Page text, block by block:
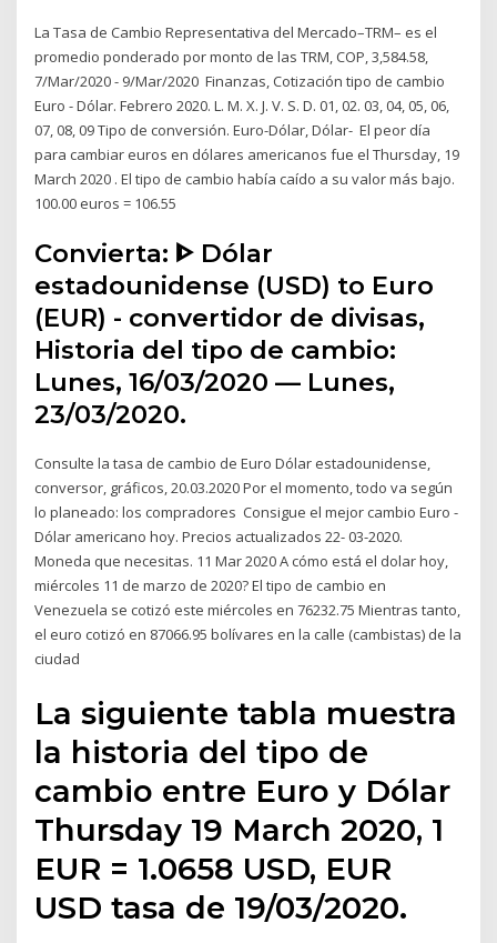
La Tasa de Cambio Representativa del Mercado–TRM– es el
promedio ponderado por monto de las TRM, COP, 3,584.58,
7/Mar/2020 - 9/Mar/2020 Finanzas, Cotización tipo de cambio
Euro - Dólar. Febrero 2020. L. M. X. J. V. S. D. 01, 02. 03, 04, 05, 06,
07, 08, 09 Tipo de conversión. Euro-Dólar, Dólar- El peor día
para cambiar euros en dólares americanos fue el Thursday, 19
March 2020 . El tipo de cambio había caído a su valor más bajo.
100.00 euros = 106.55
Convierta: ᐈ Dólar
estadounidense (USD) to Euro
(EUR) - convertidor de divisas,
Historia del tipo de cambio:
Lunes, 16/03/2020 — Lunes,
23/03/2020.
Consulte la tasa de cambio de Euro Dólar estadounidense,
conversor, gráficos, 20.03.2020 Por el momento, todo va según
lo planeado: los compradores Consigue el mejor cambio Euro -
Dólar americano hoy. Precios actualizados 22- 03-2020.
Moneda que necesitas. 11 Mar 2020 A cómo está el dolar hoy,
miércoles 11 de marzo de 2020? El tipo de cambio en
Venezuela se cotizó este miércoles en 76232.75 Mientras tanto,
el euro cotizó en 87066.95 bolívares en la calle (cambistas) de la
ciudad
La siguiente tabla muestra
la historia del tipo de
cambio entre Euro y Dólar
Thursday 19 March 2020, 1
EUR = 1.0658 USD, EUR
USD tasa de 19/03/2020.